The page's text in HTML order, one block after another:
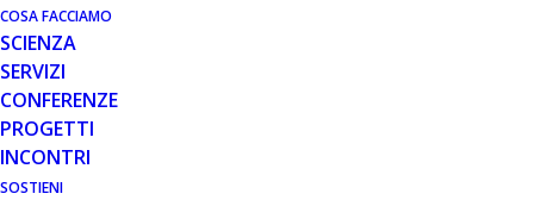
COSA FACCIAMO
SCIENZA
SERVIZI
CONFERENZE
PROGETTI
INCONTRI
SOSTIENI